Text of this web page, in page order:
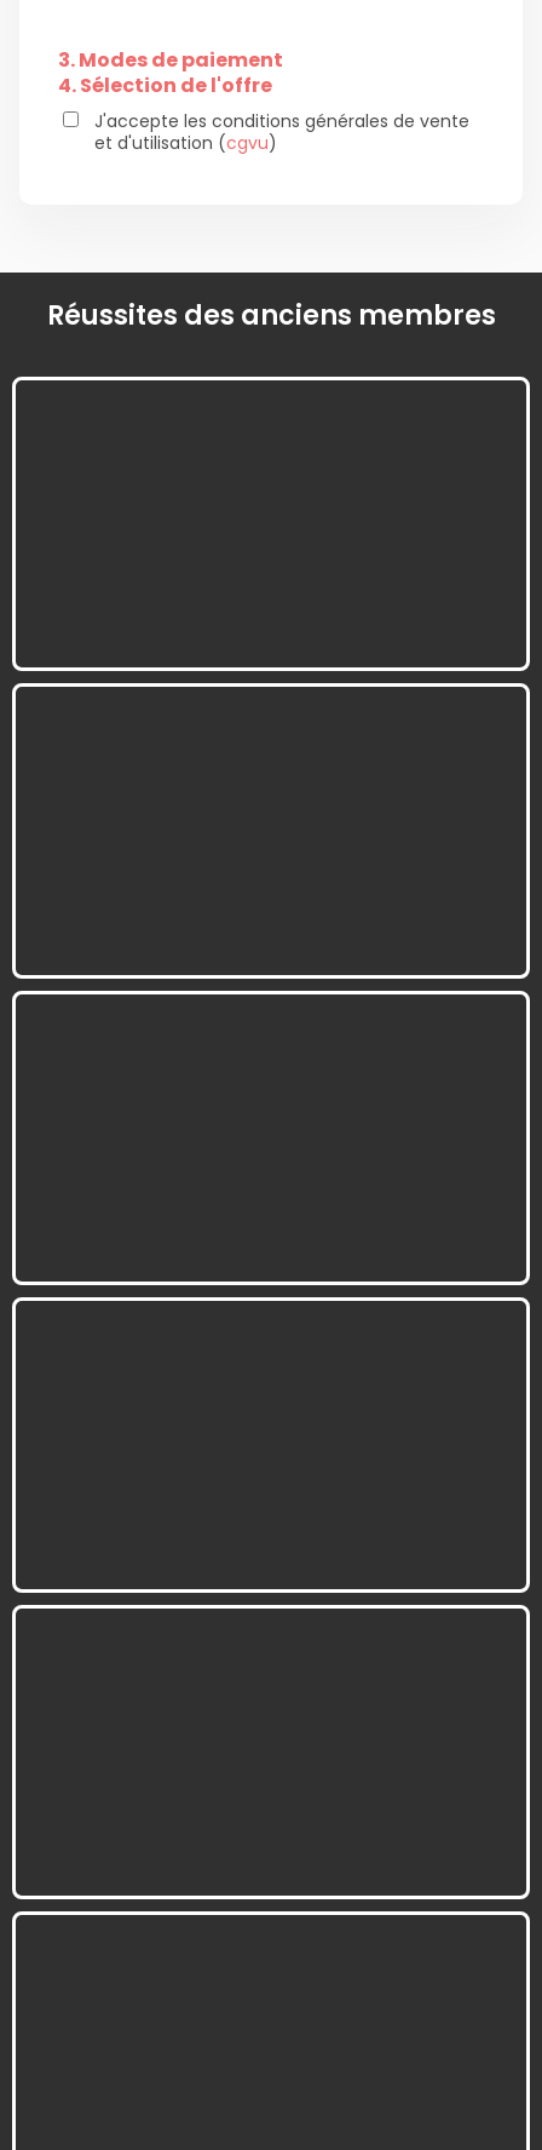
3. Modes de paiement
4. Sélection de l'offre
J'accepte les conditions générales de vente
et d'utilisation (cgvu)
Réussites des anciens membres